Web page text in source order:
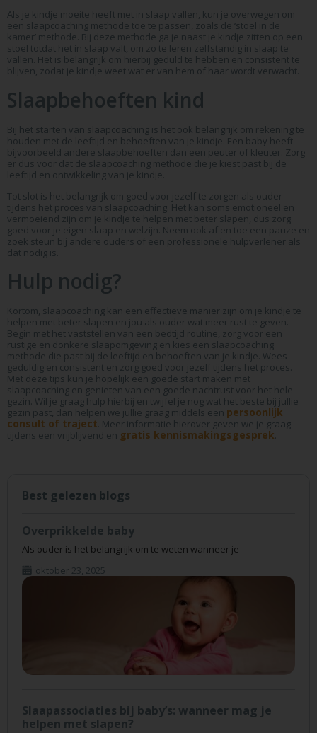
Als je kindje moeite heeft met in slaap vallen, kun je overwegen om
een slaapcoaching methode toe te passen, zoals de ‘stoel in de
kamer’ methode. Bij deze methode ga je naast je kindje zitten op een
stoel totdat het in slaap valt, om zo te leren zelfstandig in slaap te
vallen. Het is belangrijk om hierbij geduld te hebben en consistent te
blijven, zodat je kindje weet wat er van hem of haar wordt verwacht.
Slaapbehoeften kind
Bij het starten van slaapcoaching is het ook belangrijk om rekening te
houden met de leeftijd en behoeften van je kindje. Een baby heeft
bijvoorbeeld andere slaapbehoeften dan een peuter of kleuter. Zorg
er dus voor dat de slaapcoaching methode die je kiest past bij de
leeftijd en ontwikkeling van je kindje.
Tot slot is het belangrijk om goed voor jezelf te zorgen als ouder
tijdens het proces van slaapcoaching. Het kan soms emotioneel en
vermoeiend zijn om je kindje te helpen met beter slapen, dus zorg
goed voor je eigen slaap en welzijn. Neem ook af en toe een pauze en
zoek steun bij andere ouders of een professionele hulpverlener als
dat nodig is.
Hulp nodig?
Kortom, slaapcoaching kan een effectieve manier zijn om je kindje te
helpen met beter slapen en jou als ouder wat meer rust te geven.
Begin met het vaststellen van een bedtijd routine, zorg voor een
rustige en donkere slaapomgeving en kies een slaapcoaching
methode die past bij de leeftijd en behoeften van je kindje. Wees
geduldig en consistent en zorg goed voor jezelf tijdens het proces.
Met deze tips kun je hopelijk een goede start maken met
slaapcoaching en genieten van een goede nachtrust voor het hele
gezin. Wil je graag hulp hierbij en twijfel je nog wat het beste bij jullie
gezin past, dan helpen we jullie graag middels een persoonlijk
consult of traject . Meer informatie hierover geven we je graag
tijdens een vrijblijvend en gratis kennismakingsgesprek
Best gelezen blogs
Overprikkelde baby
Als ouder is het belangrijk om te weten wanneer je
oktober 23, 2025
Slaapassociaties bij baby’s: wanneer mag je
helpen met slapen?